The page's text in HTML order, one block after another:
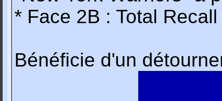
* Face 2B : Total
Bénéficie d'un